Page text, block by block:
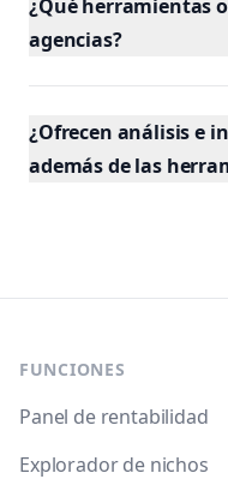
¿Qué herramientas
agencias?
¿Ofrecen análisis e
además de las
FUNCIONES
Panel de rentabilidad
Explorador de nichos